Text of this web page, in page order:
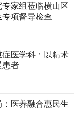
家组莅临横山区
项督导检查
医学科：以精术
患者
医养融合惠民生